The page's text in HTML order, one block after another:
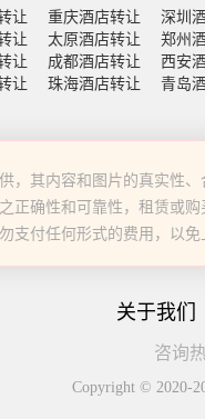
让 重庆酒店转让
深圳
让 太原酒店转让
郑州
让 成都酒店转让
西安
让 珠海酒店转让 青岛
，其内容和图片的真实性
正确性和可靠性，租赁或
支付任何形式的费用，以免
关于我们
咨询
Copyright © 2020-